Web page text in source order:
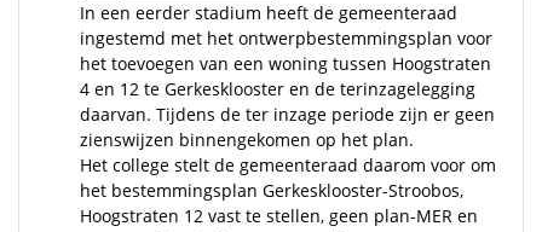
In een eerder stadium heeft de gemeenteraad
ingestemd met het ontwerpbestemmingsplan voor
het toevoegen van een woning tussen Hoogstraten
4 en 12 te Gerkesklooster en de terinzagelegging
daarvan. Tijdens de ter inzage periode zijn er geen
zienswijzen binnengekomen op het plan.
Het college stelt de gemeenteraad daarom voor om
het bestemmingsplan Gerkesklooster-Stroobos,
Hoogstraten 12 vast te stellen, geen plan-MER en